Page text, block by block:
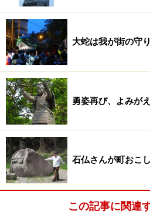
命は仮本殿にいらっしゃいます
り、ご本殿に戻られるとのこと。
■三徳山三仏寺
断崖絶壁にはめ込まれたような
国宝にも指定されています。修
通力で投げ入れたという伝説
堂」と呼ばれます。この特異な
うという動きもあります。
※三徳山を世界遺産へ
（山口県山口市）
大蛇は我が街の守
勇姿再び、よみが
石仏さんが町おこ
この記事に関連